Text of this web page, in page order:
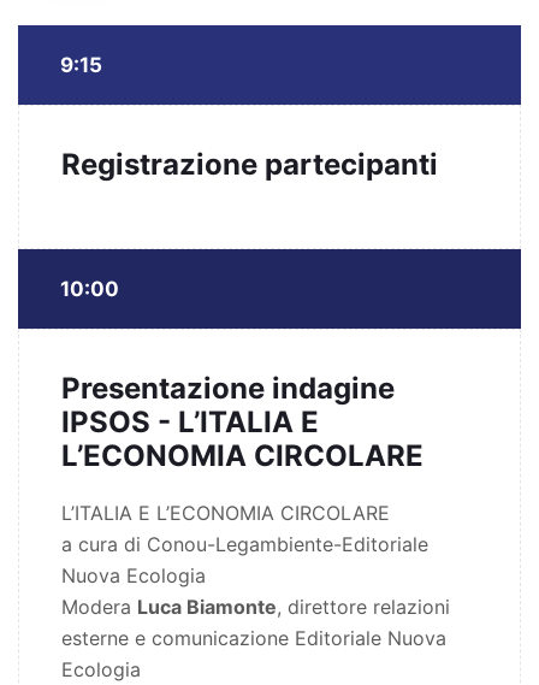
9:15
Registrazione partecipanti
10:00
Presentazione indagine
IPSOS - L’ITALIA E
L’ECONOMIA CIRCOLARE
L’ITALIA E L’ECONOMIA CIRCOLARE
a cura di Conou-Legambiente-Editoriale
Nuova Ecologia
Modera Luca Biamonte, direttore relazioni
esterne e comunicazione Editoriale Nuova
Ecologia